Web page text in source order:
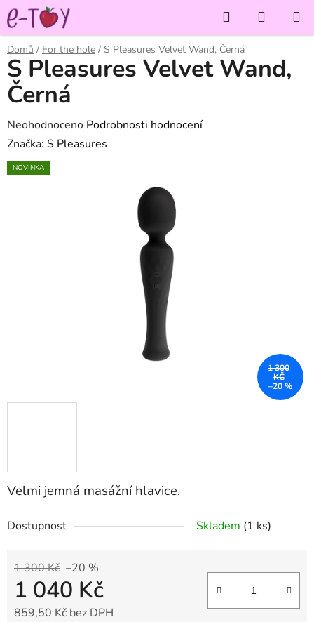
Přejít
na
obsah
Hledat
KOŠÍK
Domů / For the hole / S Pleasures Velvet Wand, Černá
Velmi jemná masážní hlavice.
Dostupnost Skladem (1 ks)
1 300 Kč –20 %
1 040 Kč
859,50 Kč bez DPH
S Pleasures Velvet Wand,
Černá
Průměrné
hodnocení
produktu
Neohodnoceno Podrobnosti hodnocení
Značka: S Pleasures
NOVINKA
1 300
KČ
–20 %